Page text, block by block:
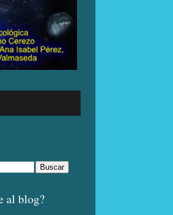
al blog?